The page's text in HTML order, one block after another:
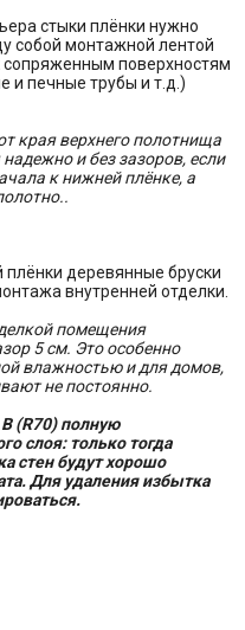
стыки плёнки нужно
собой монтажной лентой
сопряженным поверхностям
и печные трубы и т.д.)
края верхнего полотнища
и без зазоров, если
к нижней плёнке, а
плёнки деревянные бруски
внутренней отделки.
помещения
5 см. Это особенно
влажностью и для домов,
не постоянно.
(R70) полную
слоя: только тогда
стен будут хорошо
Для удаления избытка